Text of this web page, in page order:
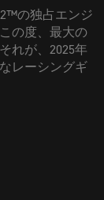
の独占エンジ
の度、最大の
れが、2025年
レーシングギ